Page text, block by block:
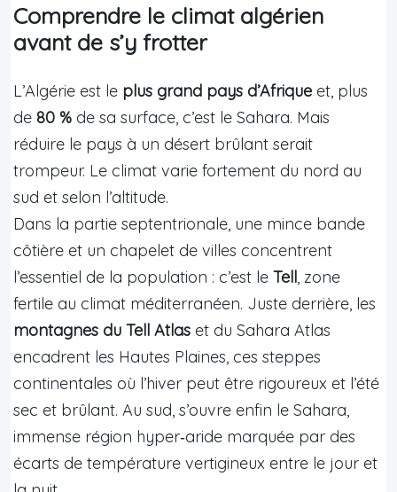
Comprendre le climat algérien
avant de s’y frotter
L’Algérie est le plus grand pays d’Afrique et, plus
de 80 % de sa surface, c’est le Sahara. Mais
réduire le pays à un désert brûlant serait
trompeur. Le climat varie fortement du nord au
sud et selon l’altitude.
Dans la partie septentrionale, une mince bande
côtière et un chapelet de villes concentrent
l’essentiel de la population : c’est le Tell, zone
fertile au climat méditerranéen. Juste derrière, les
montagnes du Tell Atlas et du Sahara Atlas
encadrent les Hautes Plaines, ces steppes
continentales où l’hiver peut être rigoureux et l’été
sec et brûlant. Au sud, s’ouvre enfin le Sahara,
immense région hyper‑aride marquée par des
écarts de température vertigineux entre le jour et